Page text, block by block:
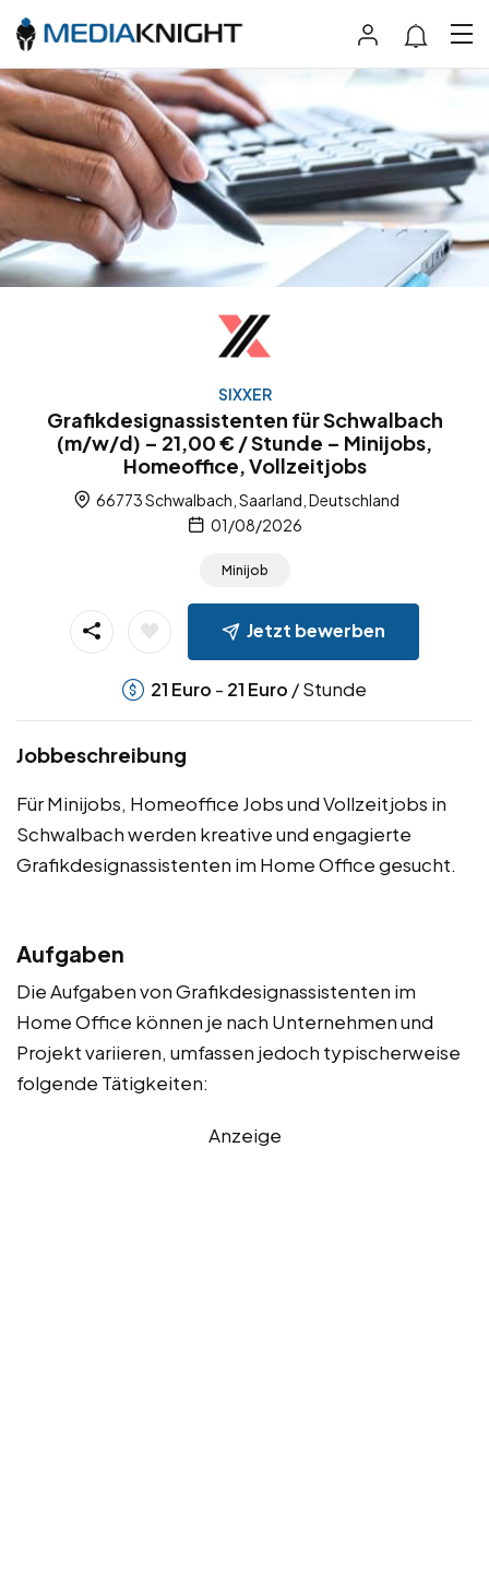
SIXXER
Grafikdesignassistenten für Schwalbach
(m/w/d) – 21,00 € / Stunde – Minijobs,
Homeoffice, Vollzeitjobs
66773 Schwalbach, Saarland, Deutschland
01/08/2026
Minijob
Jetzt bewerben
21 Euro - 21 Euro / Stunde
Jobbeschreibung
Für Minijobs, Homeoffice Jobs und Vollzeitjobs in
Schwalbach werden kreative und engagierte
Grafikdesignassistenten im Home Office gesucht.
Aufgaben
Die Aufgaben von Grafikdesignassistenten im
Home Office können je nach Unternehmen und
Projekt variieren, umfassen jedoch typischerweise
folgende Tätigkeiten:
Anzeige